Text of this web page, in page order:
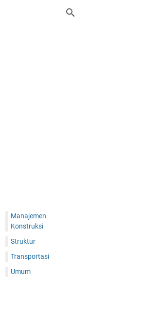
Manajemen
Konstruksi
Struktur
Transportasi
Umum